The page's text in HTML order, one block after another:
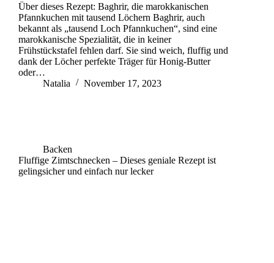
Über dieses Rezept: Baghrir, die marokkanischen
Pfannkuchen mit tausend Löchern Baghrir, auch
bekannt als „tausend Loch Pfannkuchen“, sind eine
marokkanische Spezialität, die in keiner
Frühstückstafel fehlen darf. Sie sind weich, fluffig und
dank der Löcher perfekte Träger für Honig-Butter
oder…
Natalia
November 17, 2023
Backen
Fluffige Zimtschnecken – Dieses geniale Rezept ist
gelingsicher und einfach nur lecker